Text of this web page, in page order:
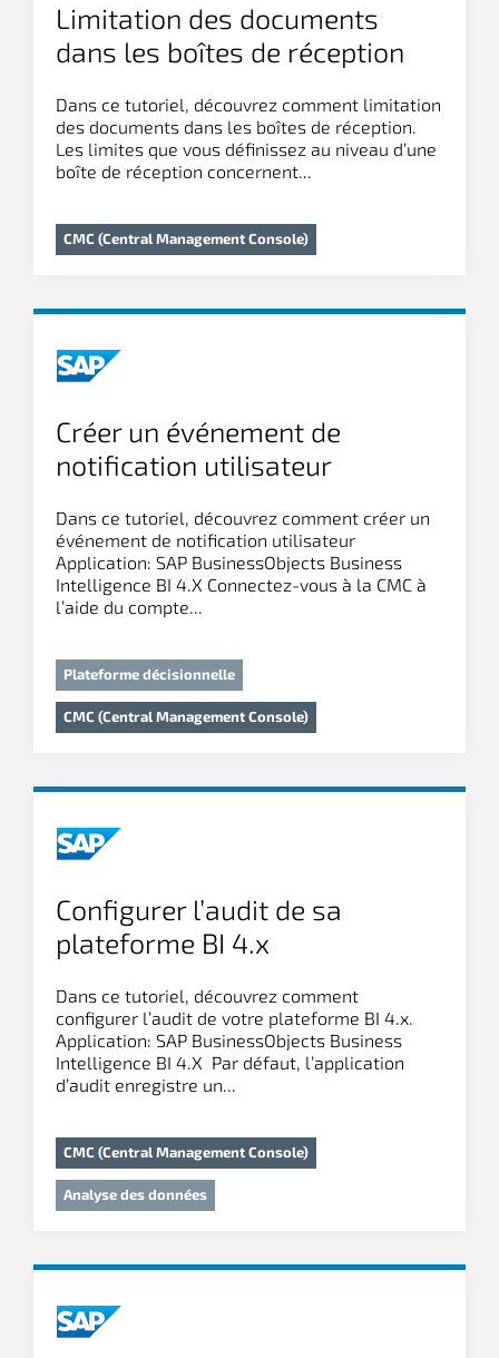
Limitation des documents
dans les boîtes de réception
Dans ce tutoriel, découvrez comment limitation
des documents dans les boîtes de réception.
Les limites que vous définissez au niveau d’une
boîte de réception concernent...
CMC (Central Management Console)
Créer un événement de
notification utilisateur
Dans ce tutoriel, découvrez comment créer un
événement de notification utilisateur
Application: SAP BusinessObjects Business
Intelligence BI 4.X Connectez-vous à la CMC à
l’aide du compte...
Plateforme décisionnelle
CMC (Central Management Console)
Configurer l’audit de sa
plateforme BI 4.x
Dans ce tutoriel, découvrez comment
configurer l’audit de votre plateforme BI 4.x.
Application: SAP BusinessObjects Business
Intelligence BI 4.X Par défaut, l’application
d’audit enregistre un...
CMC (Central Management Console)
Analyse des données